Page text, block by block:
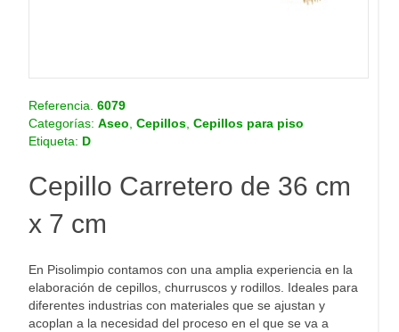
Referencia.6079
Categorías:Aseo,Cepillos,Cepillos para piso
Etiqueta: D
Cepillo Carretero de 36 cm
x 7 cm
En Pisolimpio contamos con una amplia experiencia en la
elaboración de cepillos, churruscos y rodillos. Ideales para
diferentes industrias con materiales que se ajustan y
acoplan a la necesidad del proceso en el que se va a